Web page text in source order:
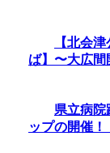
【北会
ば】〜大広間
県立病
ップの開催！